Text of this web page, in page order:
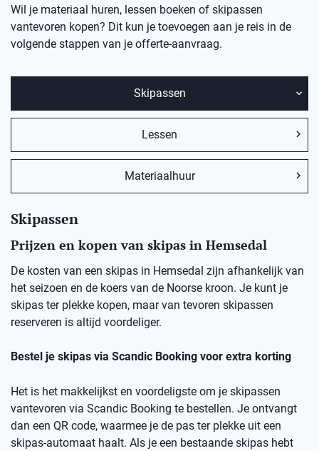
Wil je materiaal huren, lessen boeken of skipassen
vantevoren kopen? Dit kun je toevoegen aan je reis in de
volgende stappen van je offerte-aanvraag.
Skipassen
Lessen
Materiaalhuur
Skipassen
Prijzen en kopen van skipas in Hemsedal
De kosten van een skipas in Hemsedal zijn afhankelijk van
het seizoen en de koers van de Noorse kroon. Je kunt je
skipas ter plekke kopen, maar van tevoren skipassen
reserveren is altijd voordeliger.
Bestel je skipas via Scandic Booking voor extra korting
Het is het makkelijkst en voordeligste om je skipassen
vantevoren via Scandic Booking te bestellen. Je ontvangt
dan een QR code, waarmee je de pas ter plekke uit een
skipas-automaat haalt. Als je een bestaande skipas hebt